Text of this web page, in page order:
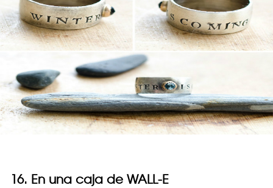
16. En una caja de WALL-E